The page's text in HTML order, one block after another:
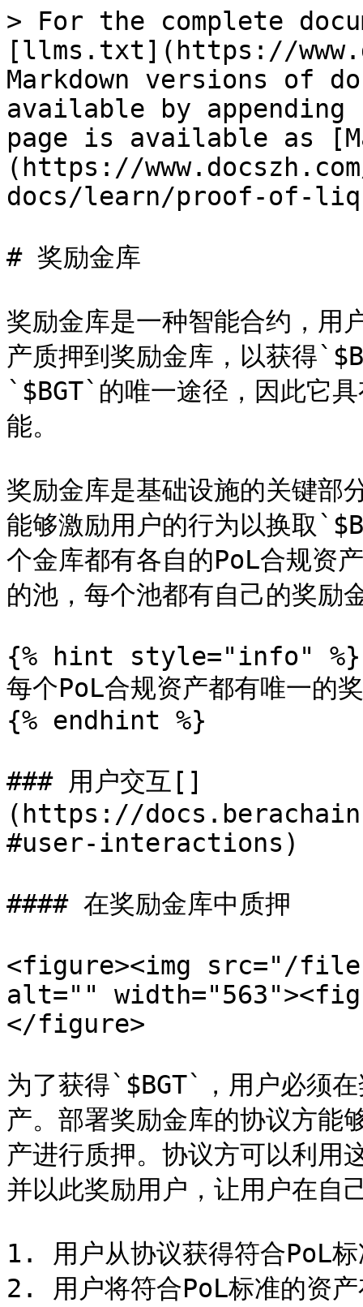
> For the complete
[llms.txt](https://
Markdown versions of
available by
page is available as
(https://
docs/learn/proof-of-
# 奖励金库
奖励金库是一种智能合约，用
产质押到奖励金库，以获得
`$BGT`的唯一途径，因此它
能。
奖励金库是基础设施的关键部
能够激励用户的行为以换取
个金库都有各自的PoL合规资
的池，每个池都有自己的奖励
{% hint style="info" %}
每个PoL合规资产都有唯一的
{% endhint %}
### 用户交互[​]
(https://
#user-interactions)
#### 在奖励金库中质押
<figure><img src="/files/
alt=""
</figure>
为了获得`$BGT`，用户必须
产。部署奖励金库的协议方能
产进行质押。协议方可以利用
并以此奖励用户，让用户在自
1. 用户从协议获得符合PoL
2. 用户将符合PoL标准的资产